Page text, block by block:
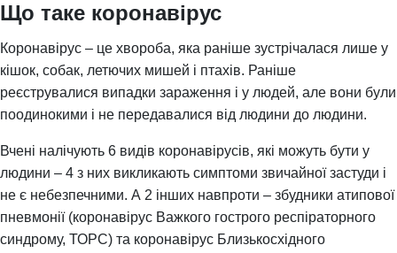
Що таке коронавірус
Коронавірус – це хвороба, яка раніше зустрічалася лише у
кішок, собак, летючих мишей і птахів. Раніше
реєструвалися випадки зараження і у людей, але вони були
поодинокими і не передавалися від людини до людини.
Вчені налічують 6 видів коронавірусів, які можуть бути у
людини – 4 з них викликають симптоми звичайної застуди і
не є небезпечними. А 2 інших навпроти – збудники атипової
пневмонії (коронавірус Важкого гострого респіраторного
синдрому, ТОРС) та коронавірус Близькосхідного